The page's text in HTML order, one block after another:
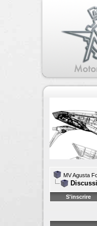
MV Agusta
S'inscrire